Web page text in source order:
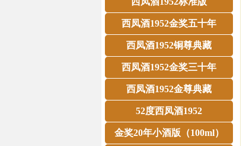
西凤酒1952金奖五十年
西凤酒1952铜尊典藏
西凤酒1952金奖三十年
西凤酒1952金尊典藏
52度西凤酒1952
金奖20年小酒版（100ml）